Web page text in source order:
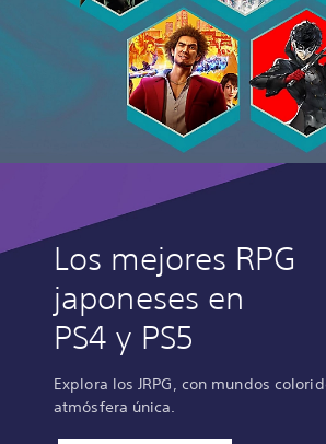
Los mejores RPG
japoneses en
PS4 y PS5
Explora los JRPG, con mundos
atmósfera única.